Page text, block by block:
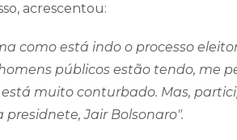
acrescentou:
como está indo o processo
públicos estão tendo, me
muito conturbado. Mas,
presidnete, Jair Bolsonaro".